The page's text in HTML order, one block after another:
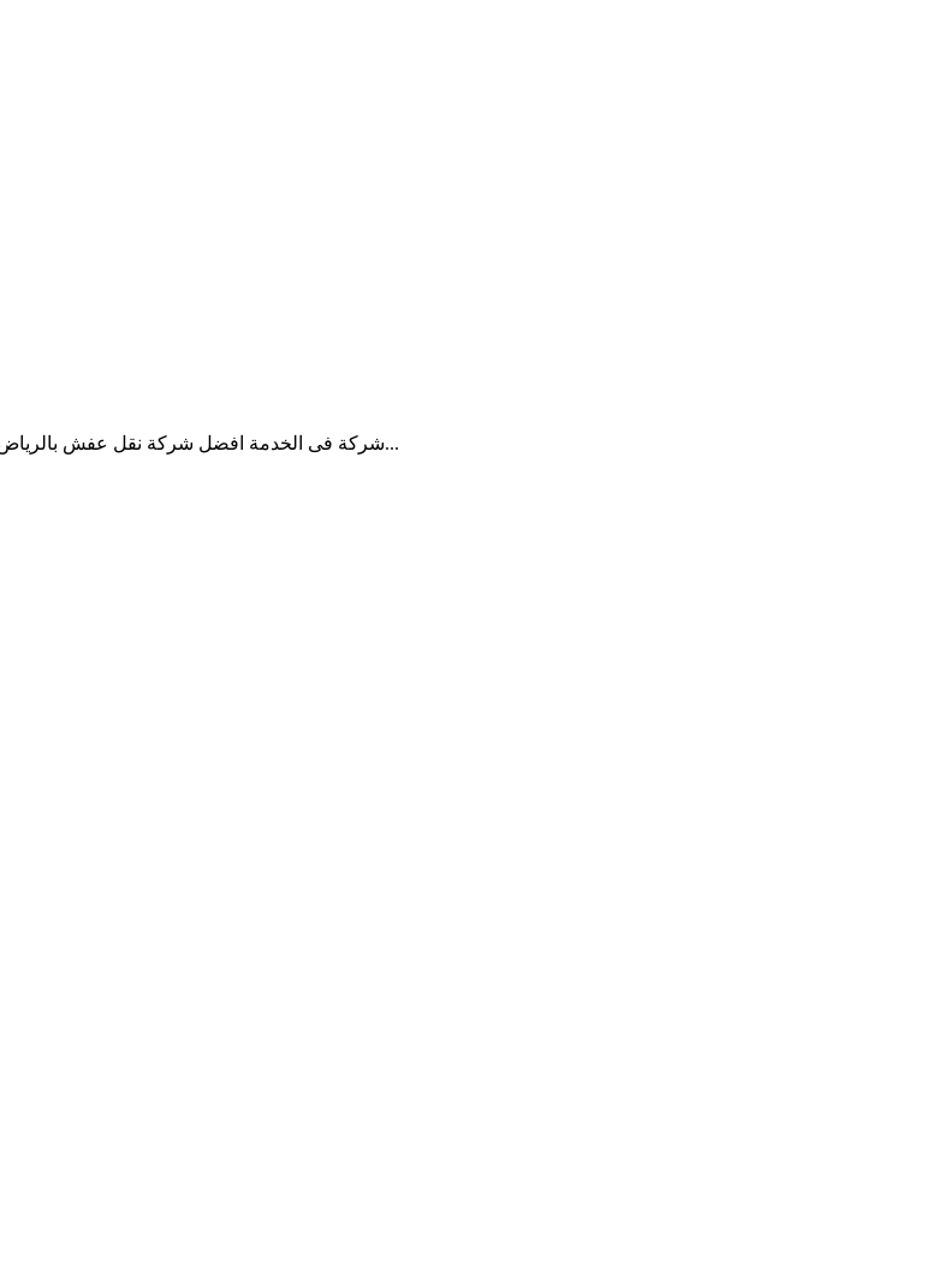
شركة فى الخدمة افضل شركة نقل عفش بالرياض في المملكة العربية السعودية وذلك لأنها توفر خدمات مثالية وكافة الإمكانيات اللازمة...